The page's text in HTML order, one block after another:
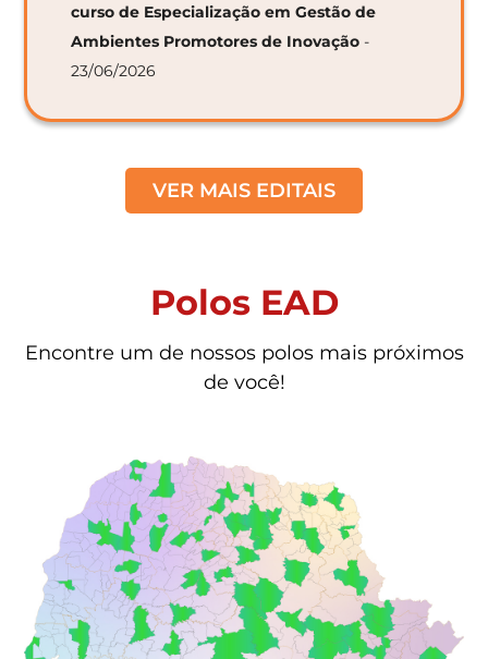
curso de Especialização em Gestão de
Ambientes Promotores de Inovação -
23/06/2026
VER MAIS EDITAIS
Polos EAD
Encontre um de nossos polos mais próximos
de você!